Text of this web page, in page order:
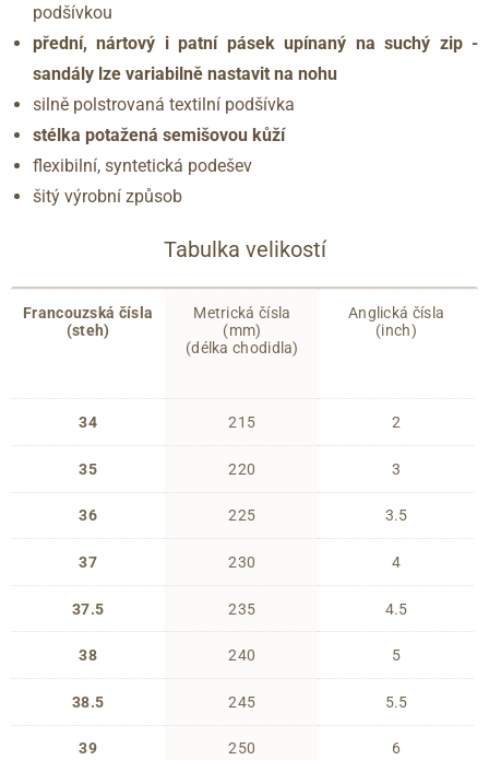
podšívkou
přední, nártový i patní pásek upínaný na suchý zip -
sandály lze variabilně nastavit na nohu
silně polstrovaná textilní podšívka
stélka potažená semišovou kůží
flexibilní, syntetická podešev
šitý výrobní způsob
Tabulka velikostí
Francouzská čísla
(steh)
34
35
36
37
37.5
38
38.5
39
Metrická čísla
(mm)
(délka chodidla)
215
220
225
230
235
240
245
250
Anglická čísla
(inch)
2
3
3.5
4
4.5
5
5.5
6